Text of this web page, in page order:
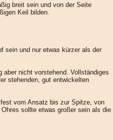
breit sein und von der Seite
Keil bilden.
sein und nur etwas kürzer als der
nicht vorstehend. Vollständiges
stehenden, gut entwickelten
vom Ansatz bis zur Spitze, von
sollte etwas großer sein als die